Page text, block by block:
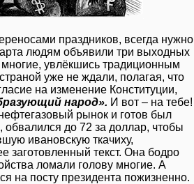
праздников, всегда нужно
людям объявили три выходных
увлёкшись традиционным
уже не ждали, полагая, что
на изменение Конституции,
народ». И вот – на тебе!
рынок и готов был
обвалился до 72 за доллар, чтобы
ивановскую ткачиху,
заготовленный текст. Она бодро
ломали голову многие. А
на посту президента пожизненно.